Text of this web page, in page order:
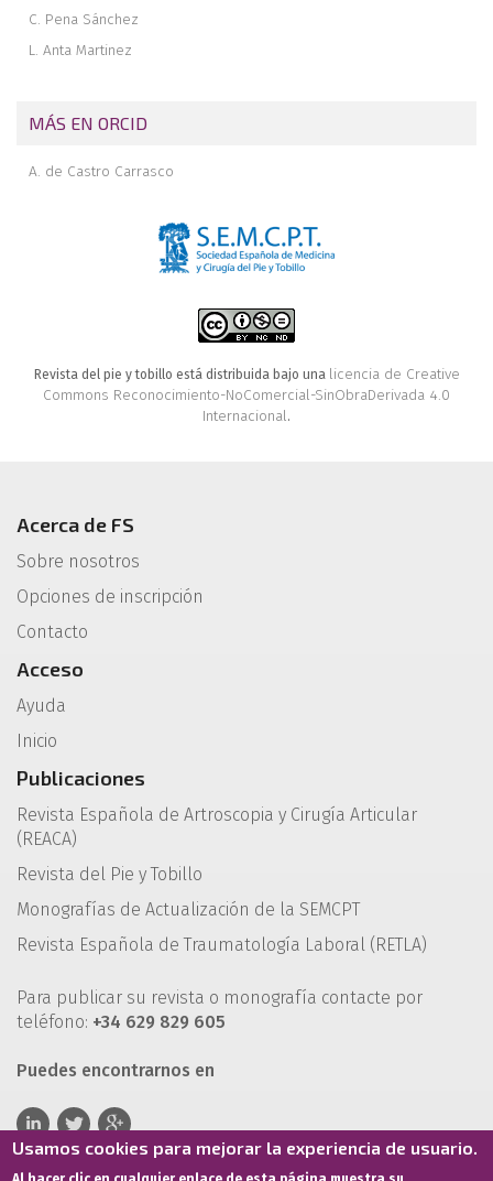
C. Pena Sánchez
L. Anta Martinez
MÁS EN ORCID
A. de Castro Carrasco
Revista del pie y tobillo está distribuida bajo una licencia de Creative
Commons Reconocimiento-NoComercial-SinObraDerivada 4.0
Internacional.
Acerca de FS
Sobre nosotros
Opciones de inscripción
Contacto
Acceso
Ayuda
Inicio
Publicaciones
Revista Española de Artroscopia y Cirugía Articular
(REACA)
Revista del Pie y Tobillo
Monografías de Actualización de la SEMCPT
Revista Española de Traumatología Laboral (RETLA)
Para publicar su revista o monografía contacte por
teléfono: +34 629 829 605
Puedes encontrarnos en
Usamos cookies para mejorar la experiencia de usuario.